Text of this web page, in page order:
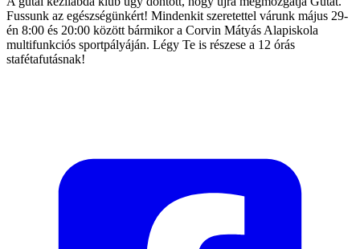
Fussunk az egészségünkért! Mindenkit szeretettel várunk május 29-
én 8:00 és 20:00 között bármikor a Corvin Mátyás Alapiskola
multifunkciós sportpályáján. Légy Te is részese a 12 órás
stafétafutásnak!